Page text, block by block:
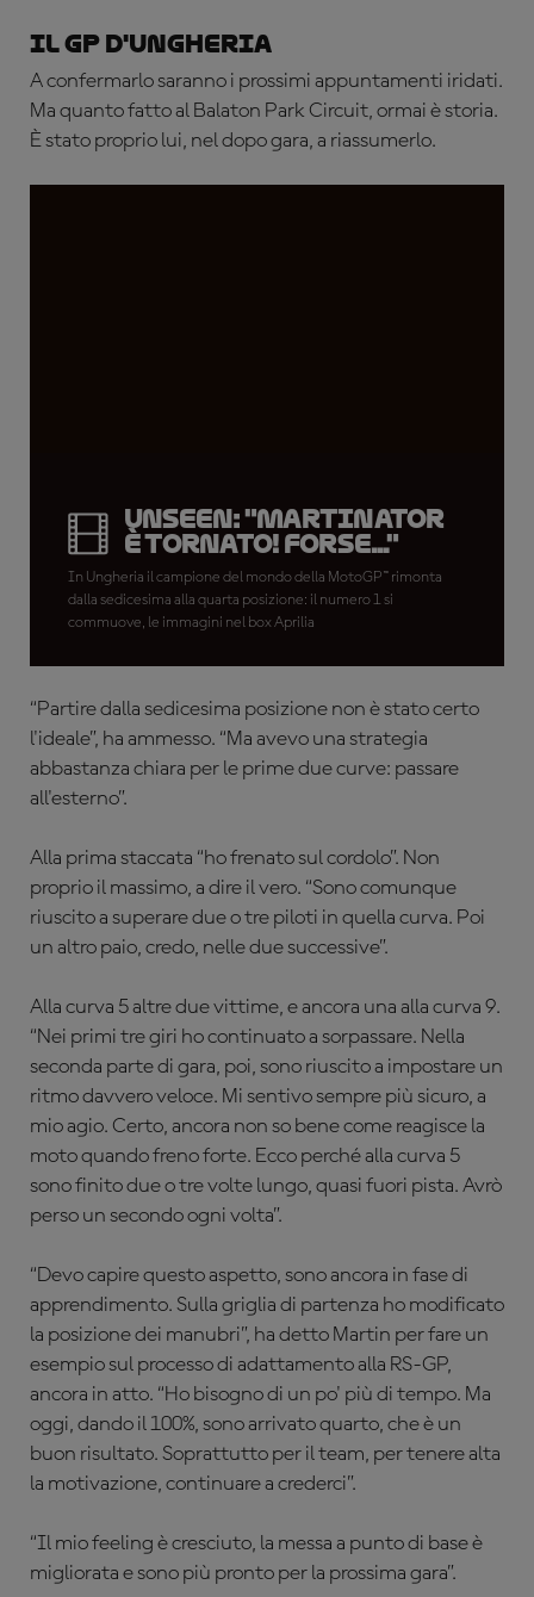
Il GP d'Ungheria
A confermarlo saranno i prossimi appuntamenti iridati.
Ma quantofatto al Balaton Park Circuit, ormai è storia.
È stato proprio lui, nel dopo gara, a riassumerlo.
UNSEEN: "Martinator
è tornato! Forse..."
In Ungheria il campione del mondo della MotoGP™ rimonta
dalla sedicesima alla quarta posizione: il numero 1 si
commuove, le immagini nel box Aprilia
“Partire dalla sedicesima posizione non è stato certo
l'ideale”, ha ammesso. “Ma avevo una strategia
abbastanza chiara per le prime due curve: passare
all'esterno”.
Alla prima staccata “ho frenato sul cordolo”. Non
proprio il massimo, a dire il vero. “Sono comunque
riuscito a superare due o tre piloti in quella curva. Poi
un altro paio, credo, nelle due successive”.
Alla curva 5 altre due vittime, e ancora una alla curva 9.
“Nei primi tre giri ho continuato a sorpassare. Nella
seconda parte di gara, poi, sono riuscito a impostare un
ritmo davveroveloce. Mi sentivo sempre più sicuro, a
mio agio. Certo, ancora non so bene come reagisce la
moto quando freno forte. Ecco perché alla curva 5
sono finito due o tre volte lungo, quasi fuori pista. Avrò
perso un secondo ogni volta”.
“Devo capire questo aspetto, sono ancora in fase di
apprendimento. Sulla griglia di partenza ho modificato
la posizione dei manubri”, ha detto Martin per fare un
esempio sul processo di adattamento alla RS-GP,
ancora in atto. “Ho bisogno di un po' più di tempo. Ma
oggi, dando il 100%, sono arrivato quarto, che è un
buon risultato. Soprattutto per il team, per tenere alta
la motivazione, continuare a crederci”.
“Il mio feeling è cresciuto, la messa a punto di base è
migliorata e sono più pronto per la prossima gara”.